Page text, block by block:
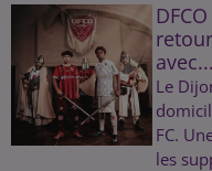
avec...
Le
FC.
les